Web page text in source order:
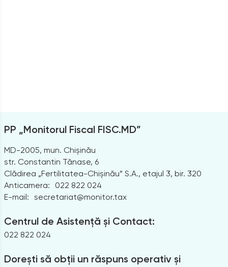
PP „Monitorul Fiscal FISC.MD”
MD-2005, mun. Chișinău
str. Constantin Tănase, 6
Clădirea „Fertilitatea-Chișinău” S.A., etajul 3, bir. 320
Anticamera:
022 822 024
E-mail: secretariat@monitor.tax
Centrul de Asistență și Contact:
022 822 024
Dorești să obții un răspuns operativ și